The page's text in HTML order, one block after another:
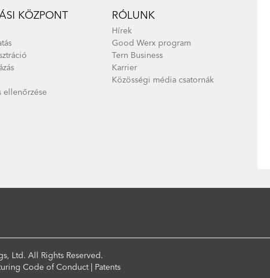
KÖZPONT
ellenőrzése
RÓLUNK
Hírek
Good Werx program
Tern Business
Karrier
Közösségi média csatornák
Ltd. All Rights Reserved.
Code of Conduct Patents